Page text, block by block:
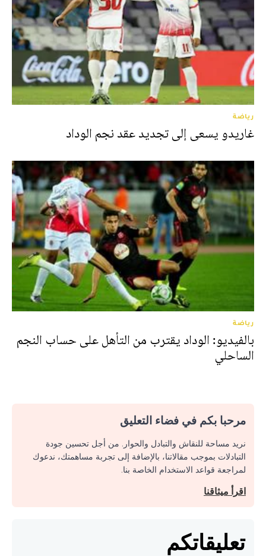
رياضة
غاريدو يسعى إلى تجديد عقد نجم الوداد
رياضة
بالفيديو: الوداد يقترب من التأهل على حساب النجم
الساحلي
مرحبا بكم في فضاء التعليق
نريد مساحة للنقاش والتبادل والحوار. من أجل تحسين جودة
التبادلات بموجب مقالاتنا، بالإضافة إلى تجربة مساهمتك، ندعوك
لمراجعة قواعد الاستخدام الخاصة بنا.
اقرأ ميثاقنا
تعليقاتكم